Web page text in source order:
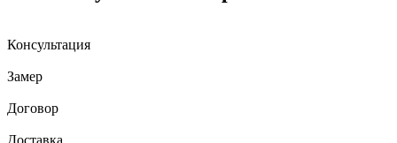
Консультация
Замер
Договор